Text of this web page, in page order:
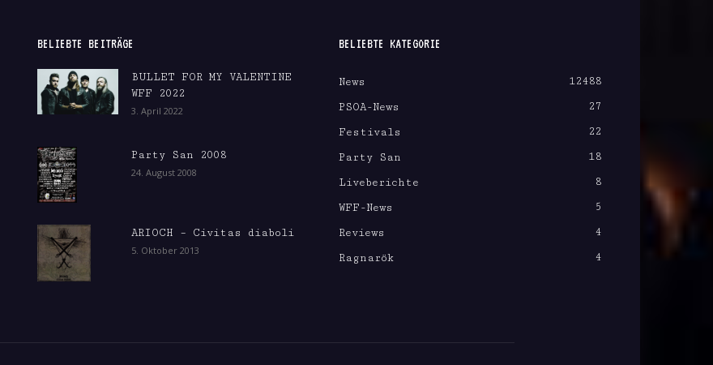
BELIEBTE BEITRÄGE
BULLET FOR MY VALENTINE
WFF 2022
3. April 2022
Party San 2008
24. August 2008
ARIOCH – Civitas diaboli
5. Oktober 2013
BELIEBTE KATEGORIE
News
12488
PSOA-News
27
Festivals
22
Party San
18
Liveberichte
8
WFF-News
5
Reviews
4
Ragnarök
4